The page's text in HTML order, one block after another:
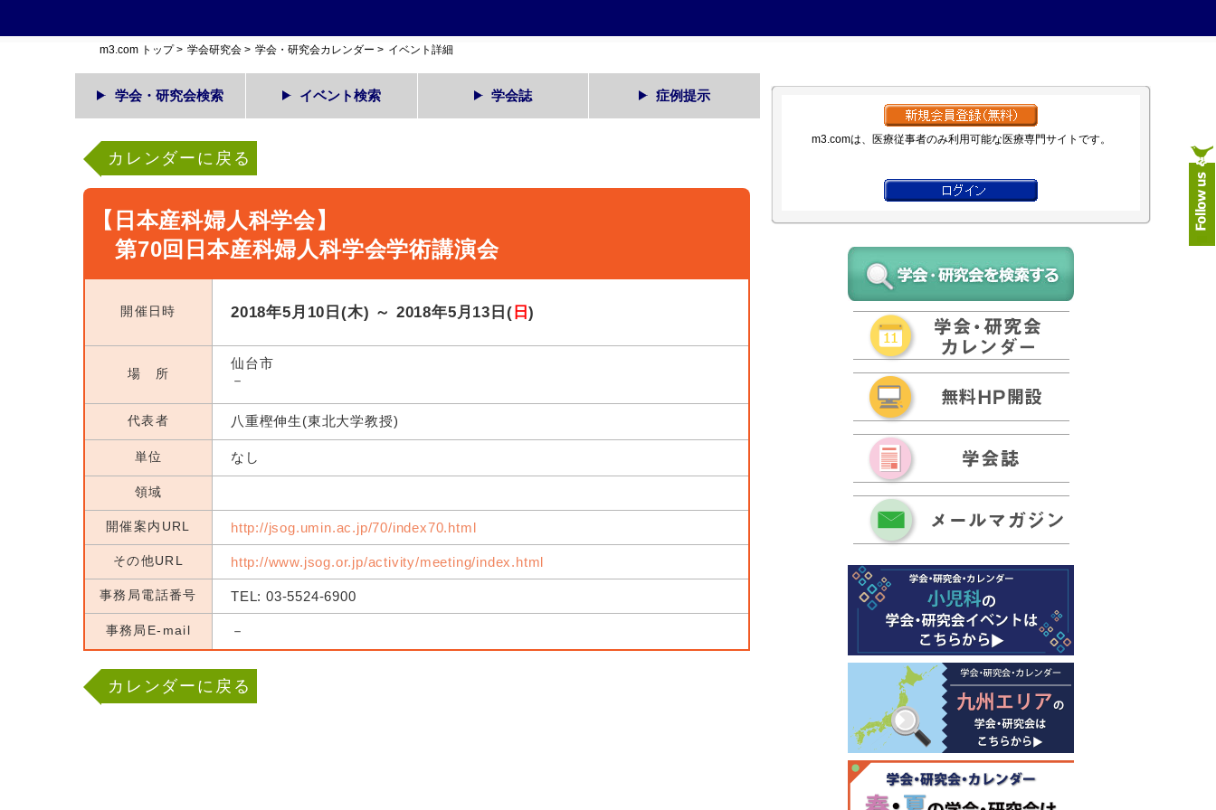
m3.com トップ> 学会研究会 > 学会・研究会カレンダー > イベント詳細
学会・研究会検索 イベント検索 学会誌 症例提示
カレンダーに戻る
【日本産科婦人科学会】
第70回日本産科婦人科学会学術講演会
開催日時 2018年5月10日(木) ～ 2018年5月13日( 日)
場 所
仙台市
－
代表者 八重樫伸生(東北大学教授)
単位 なし
領域
開催案内URL http://jsog.umin.ac.jp/70/index70.html
その他URL http://www.jsog.or.jp/activity/meeting/index.html
事務局電話番号 TEL: 03-5524-6900
事務局E-mail －
カレンダーに戻る
m3.comは、医療従事者のみ利用可能な医療専門サイトです。